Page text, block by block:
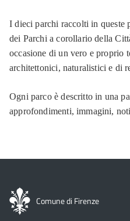
I dieci parchi raccolti in queste
dei Parchi a corollario della
occasione di un vero e proprio
architettonici, naturalistici e di
Ogni parco è descritto in una
approfondimenti, immagini,
Comune di Firenze